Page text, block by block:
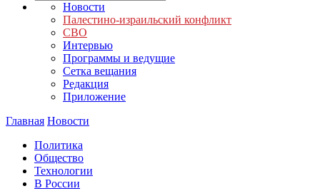
Новости
Палестино-израильский конфликт
СВО
Интервью
Программы и ведущие
Сетка вещания
Редакция
Приложение
Главная Новости
Политика
Общество
Технологии
В России